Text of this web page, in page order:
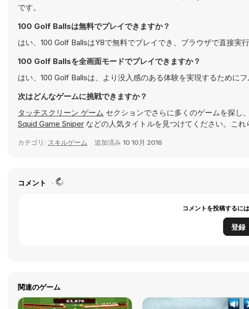
です。
100 Golf Ballsは無料でプレイできますか？
はい、100 Golf BallsはY8で無料でプレイでき、ブラウザで直接実行
100 Golf Ballsを全画面モードでプレイできますか？
はい、100 Golf Ballsは、より没入感のある体験を実現するために
次はどんなゲームに挑戦できますか？
タッチスクリーン ゲーム セクションでさらに多くのゲームを探し、
Squid Game Sniper などの人気タイトルを見つけてください。こ
カテゴリ: スキルゲーム 追加済み 10 10月 2016
コメント
コメントを投稿するに
登録
関連のゲーム